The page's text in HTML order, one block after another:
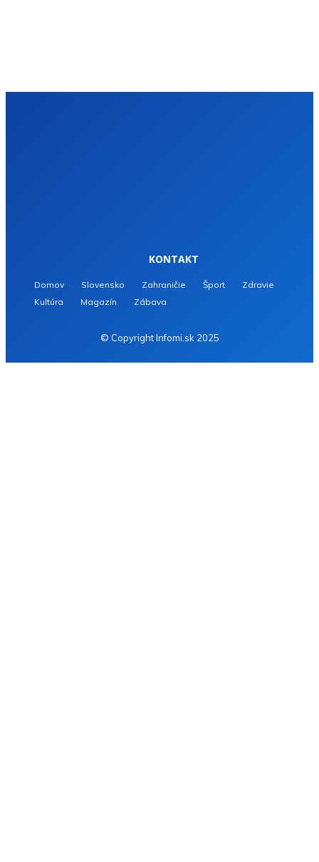
KONTAKT
Domov Slovensko Zahraničie Šport
Zdravie
Kultúra
Magazín Zábava
© Copyright Infomi.sk 2025